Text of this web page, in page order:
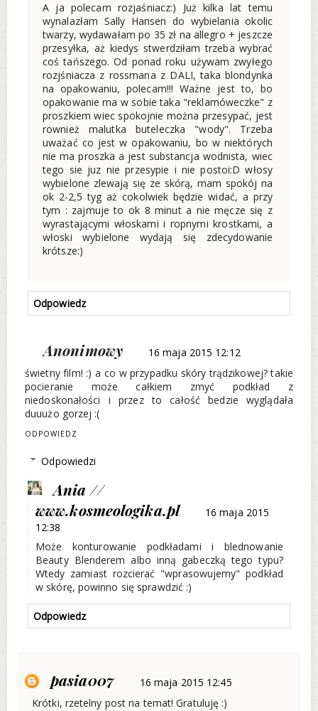
A ja polecam rozjaśniacz:) Już kilka lat temu
wynalazłam Sally Hansen do wybielania okolic
twarzy, wydawałam po 35 zł na allegro + jeszcze
przesyłka, aż kiedys stwerdziłam trzeba wybrać
coś tańszego. Od ponad roku używam zwyłego
rozjśniacza z rossmana z DALI, taka blondynka
na opakowaniu, polecam!!! Ważne jest to, bo
opakowanie ma w sobie taka "reklamóweczke" z
proszkiem wiec spokojnie można przesypać, jest
rownież malutka buteleczka "wody". Trzeba
uważać co jest w opakowaniu, bo w niektórych
nie ma proszka a jest substancja wodnista, wiec
tego sie juz nie przesypie i nie postoi:D włosy
wybielone zlewają się ze skórą, mam spokój na
ok 2-2,5 tyg aż cokolwiek będzie widać, a przy
tym : zajmuje to ok 8 minut a nie męcze się z
wyrastającymi włoskami i ropnymi krostkami, a
włoski wybielone wydają się zdecydowanie
krótsze:)
Odpowiedz
Anonimowy
16 maja 2015 12:12
świetny film! :) a co w przypadku skóry trądzikowej? takie
pocieranie może całkiem zmyć podkład z
niedoskonałości i przez to całość bedzie wyglądała
duuużo gorzej :(
ODPOWIEDZ
Odpowiedzi
Ania //
www.kosmeologika.pl
16 maja 2015
12:38
Może konturowanie podkładami i blednowanie
Beauty Blenderem albo inną gabeczką tego typu?
Wtedy zamiast rozcierać "wprasowujemy" podkład
w skórę, powinno się sprawdzić :)
Odpowiedz
pasia007
16 maja 2015 12:45
Krótki, rzetelny post na temat! Gratuluję :)